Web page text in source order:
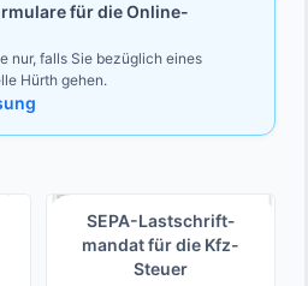
für die Online-
nur, falls Sie bezüglich eines
Hürth gehen.
SEPA-Lastschrift­
mandat für die Kfz-
Steuer